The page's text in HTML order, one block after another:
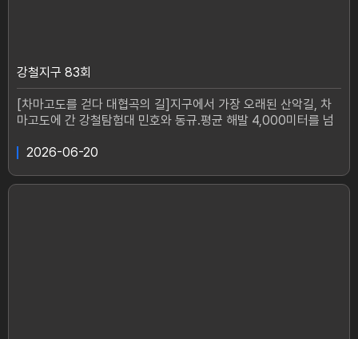
강철지구 83회
[차마고도를 걷다 대협곡의 길]지구에서 가장 오래된 산악길, 차
마고도에 간 강철탐험대 민호와 동규.평균 해발 4,000미터를 넘
과 함께 걷는 대협곡 호도협이 궁금하다면?
2026-06-20